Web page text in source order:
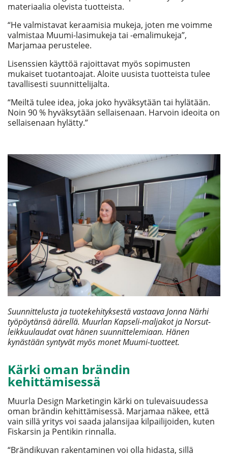
materiaalia olevista tuotteista.
“He valmistavat keraamisia mukeja, joten me voimme
valmistaa Muumi-lasimukeja tai -emalimukeja”,
Marjamaa perustelee.
Lisenssien käyttöä rajoittavat myös sopimusten
mukaiset tuotantoajat. Aloite uusista tuotteista tulee
tavallisesti suunnittelijalta.
“Meiltä tulee idea, joka joko hyväksytään tai hylätään.
Noin 90 % hyväksytään sellaisenaan. Harvoin ideoita on
sellaisenaan hylätty.”
Suunnittelusta ja tuotekehityksestä vastaava Jonna Närhi
työpöytänsä äärellä. Muurlan Kapseli-maljakot ja Norsut-
leikkuulaudat ovat hänen suunnittelemiaan. Hänen
kynästään syntyvät myös monet Muumi-tuotteet.
Kärki oman brändin
kehittämisessä
Muurla Design Marketingin kärki on tulevaisuudessa
oman brändin kehittämisessä. Marjamaa näkee, että
vain sillä yritys voi saada jalansijaa kilpailijoiden, kuten
Fiskarsin ja Pentikin rinnalla.
“Brändikuvan rakentaminen voi olla hidasta, sillä